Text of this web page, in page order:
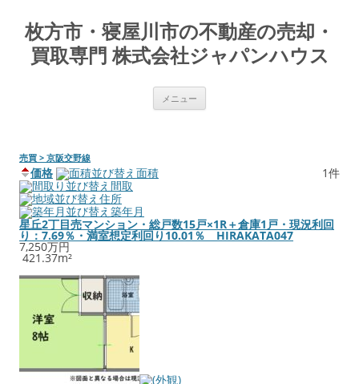
枚方市・寝屋川市の不動産の売却・
買取専門 株式会社ジャパンハウス
メニュー
売買 > 京阪交野線
価格
面積
間取
住所
築年月
1件
星丘2丁目売マンション・総戸数15戸×1R＋倉庫1戸・現況利回
り：7.69％・満室想定利回り10.01％ HIRAKATA047
7,250万円
421.37m²